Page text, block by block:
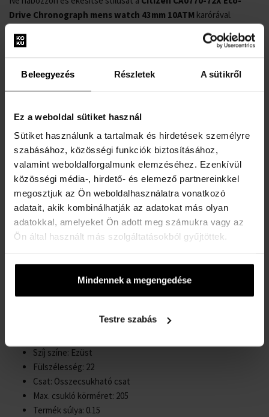
Beleegyezés Részletek A sütikről
Ez a weboldal sütiket használ
Sütiket használunk a tartalmak és hirdetések személyre
szabásához, közösségi funkciók biztosításához,
valamint weboldalforgalmunk elemzéséhez. Ezenkívül
közösségi média-, hirdető- és elemező partnereinkkel
megosztjuk az Ön weboldalhasználatra vonatkozó
adatait, akik kombinálhatják az adatokat más olyan
adatokkal, amelyeket Ön adott meg számukra vagy az
Ön által használt más szolgáltatásokból gyűjtöttek.
Mindennek a megengedése
Testre szabás
Drive Chronograph mens watch 43mm 10ATM karórával.
Szolár
Szerkezet: Szolár (kvarc)
Számlap színe: Zöld
Kijelző: Analóg
Vízállóság: 10
Lünetta: Rögzített
Felületkialakítás: Matt, Polírozott
Tok színe: Ezüst
Tok anyaga: Rozsdamentes acél
Tok vastagsága: 13
Tok alakja: Kerek
Tok hátlapja: Csavaros, Rozsdamentes acél alsó rész
Üveg: Edzett, Ásványi üveg
Szíj színe: Ezüst
Fülszélesség: 22
Csat: Összecsukható csat
Max. csukló körméret: 205
Termék súlya: 0.15